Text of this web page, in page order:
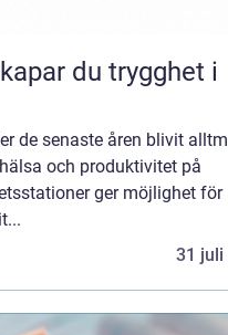
de senaste åren blivit
och produktivitet på
ger möjlighet för
31 juli